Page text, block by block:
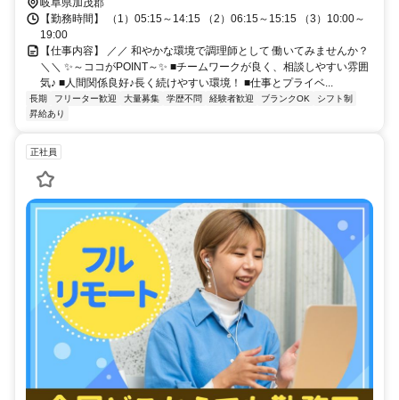
【勤務時間】 （1）05:15～14:15 （2）06:15～15:15 （3）10:00～
19:00
【仕事内容】 ／／ 和やかな環境で調理師として 働いてみませんか？
＼＼ ✨～ココがPOINT～✨ ■チームワークが良く、相談しやすい雰囲
気♪ ■人間関係良好♪長く続けやすい環境！ ■仕事とプライベ...
長期 フリーター歓迎 大量募集 学歴不問 経験者歓迎 ブランクOK
シフト制
昇給あり
正社員